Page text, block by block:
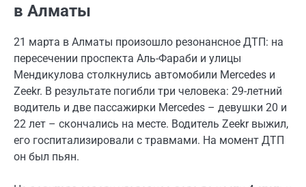
в Алматы
21 марта в Алматы произошло резонансное ДТП: на
пересечении проспекта Аль-Фараби и улицы
Мендикулова столкнулись автомобили Mercedes и
Zeekr. В результате погибли три человека: 29-летний
водитель и две пассажирки Mercedes – девушки 20 и
22 лет – скончались на месте. Водитель Zeekr выжил,
его госпитализировали с травмами. На момент ДТП
он был пьян.